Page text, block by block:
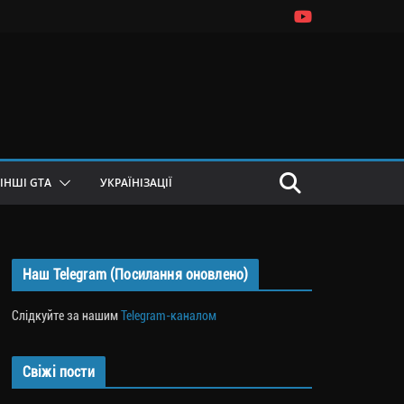
ІНШІ GTA УКРАЇНІЗАЦІЇ
Наш Telegram (Посилання оновлено)
Слідкуйте за нашимTelegram-каналом
Свіжі пости